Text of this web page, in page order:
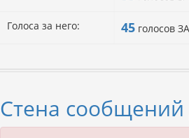
Голоса за него: 45 голосов
Стена сообщений